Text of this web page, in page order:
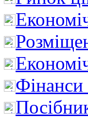
Фінанси